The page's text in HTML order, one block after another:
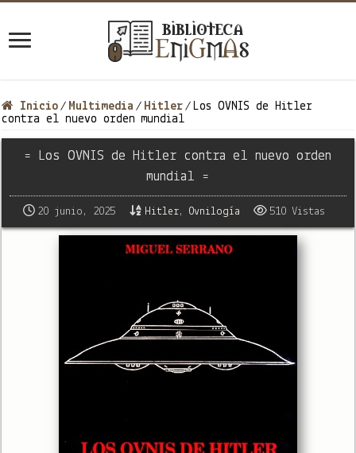
Inicio / Multimedia / Hitler / Los OVNIS de Hitler
contra el nuevo orden mundial
= Los OVNIS de Hitler contra el nuevo orden
mundial =
20 junio, 2025 Hitler, Ovnilogía 510 Vistas